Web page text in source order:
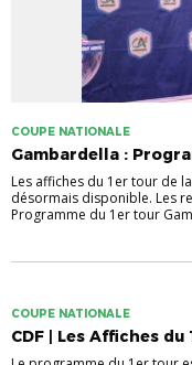
COUPE NATIONALE
Gambardella :
Les affiches du 1er tour de
désormais disponible. Les
Programme du 1er tour
COUPE NATIONALE
CDF | Les Affiches